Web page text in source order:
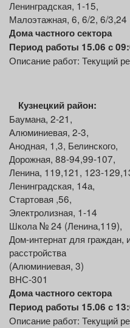
Ленинградская, 1-15,
Малоэтажная, 6, 6/2, 6/3,24
Дома частного сектора
Период работы 15.06 с
Описание работ: Текущий
Кузнецкий район:
Баумана, 2-21,
Алюминиевая, 2-3,
Анодная, 1,3, Белинского,
Дорожная, 88-94,99-107,
Ленина, 119,121, 123-
Ленинградская, 14а,
Стартовая ,56,
Электролизная, 1-14
Школа № 24 (Ленина,119),
Дом-интернат для граждан,
расстройства
(Алюминиевая, 3)
ВНС-301
Дома частного сектора
Период работы 15.06 с
Описание работ: Текущий